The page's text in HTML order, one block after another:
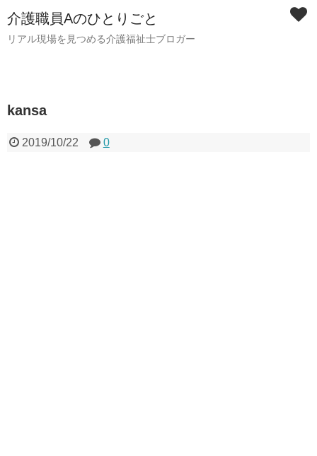
介護職員Aのひとりごと
リアル現場を見つめる介護福祉士ブロガー
kansa
2019/10/22 0